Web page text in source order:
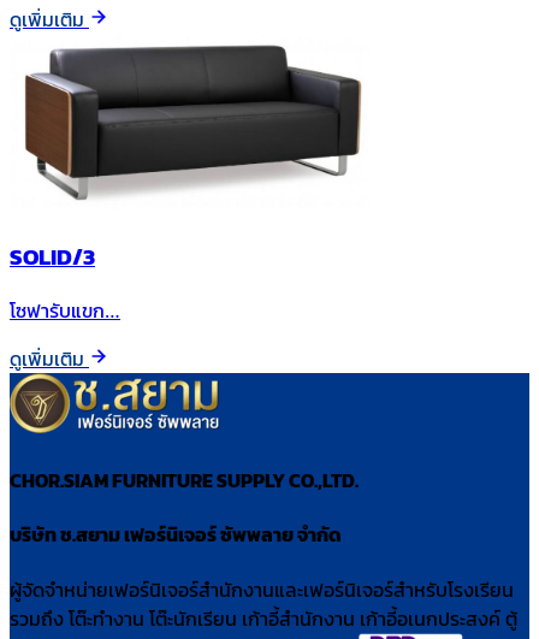
ดูเพิ่มเติม
SOLID/3
โซฟารับแขก…
ดูเพิ่มเติม
CHOR.SIAM FURNITURE SUPPLY CO.,LTD.
บริษัท ช.สยาม เฟอร์นิเจอร์ ซัพพลาย จำกัด
ผู้จัดจำหน่ายเฟอร์นิเจอร์สำนักงานและเฟอร์นิเจอร์สำหรับโรงเรียน
รวมถึง โต๊ะทำงาน โต๊ะนักเรียน เก้าอี้สำนักงาน เก้าอี้อเนกประสงค์ ตู้